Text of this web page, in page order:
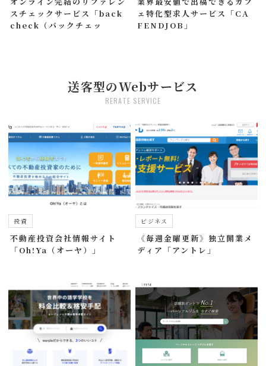
スチェックサービス「back
check（バックチェッ
ェ特化型求人サービス「CA
FENDJOB」
送客型のWebサービス
RERATE SERVICE
投資
不動産投資会社情報サイト
「Oh!Ya（オーヤ）」
ビジネス
《毎週金曜更新》独立開業メ
ディア「アントレ」